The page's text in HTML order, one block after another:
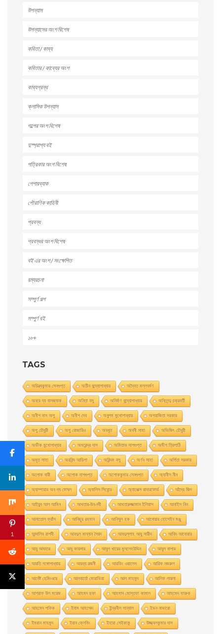
উপন্যাস
উপন্যাসের অংশ বিশেষ
কবিতা / কাব্য
কবিতার / কাব্যের অংশ
কাব্যগ্রন্থ
ক্লাসিক উপন্যাস
গল্পের অংশ বিশেষ
দুস্প্রাপ্য বই
পত্রিকার অংশ বিশেষ
পেপারব্যাক
পৌরাণিক কাহিনী
প্রবন্ধ
প্রবন্ধর অংশ বিশেষ
বই এর অংশ / সংক্ষেপিত
রম্যরচনা
সম্পুর্ণ গল্প
সম্পুর্ণ বই
১৮+
TAGS
অচিন্ত্যকুমার সেনগুপ্ত অতীন বন্দ্যোপাধ্যায় অদ্বৈত মল্লবর্মণ
অনরে দ্য বালজ্যাক অনিতা বসু অনির্বাণ বন্দ্যোপাধ্যায় অনিলেন্দু চক্রবর্তী
অনীশ দাস অপু অনীশ দেব অনুপম মুখোপাধ্যায় অপরাজিতা সরকার
অপু চৌধুরী অপু রােজারিও অবধূত অবনী সাহা অভিজিৎ চৌধুরী
অভীক মুখোপাধ্যায় অমরেন্দ্র দাস অমিতাভ দাশগুপ্ত অমীশ ত্রিপাঠি
অমৃত সাহা অরবিন্দ আডিগা অরিন্দম বসু অর্ণব সাহা অর্পিতা সরকার
অলোক বারী অশােক দাশগুপ্ত অশোককুমার সেনগুপ্ত অ্যানীস নীন
অ্যাম্পায়ার অব দ্য মােঘল অ্যালিস সিবােন্ড অ্যালেক্স রাদারফোর্ড আঁদ্রে জিদ
আইয়ুব আল আমিন আখতার-উন-নবী আখতারুজ্জামান ইলিয়াস আনাইস নিন
আনাতােল ফ্রাঁস আনিছুর রহমান আনিসুল হক আনোয়ার হোসেইন মঞ্জু
আন্দালিব রাশদী আবদুল মান্নান সৈয়দ আবদুল্লাহ আবু সায়ীদ আবিদ আনোয়ার
আবু আযহার আবু কায়সার আবুল খায়ের মুসলেহউদ্দিন আবুল বাশার
আরতি গঙ্গোপাধ্যায় আরব্য রজনী আরভিং ওয়ালেস আরিফ নজরুল
আর্নেষ্ট হেমিংওয়ে আলবার্তো মােরাভিয়া আল মাহমুদ আলিফ লায়লা
আশরাফ উল ময়েজ আহমদ ছফা আহমাদ মোস্তফা কামাল আহমেদ ফারুক
আহমেদ শফিক ইনাম আহম্মেদ ইন্দ্রনীল সান্যাল ইভন নাভারাে
ইমরান মাহমুদ ইয়ান ফ্লেমিং ইহারা সেইকাকু উজ্জ্বলকুমার দাস
1